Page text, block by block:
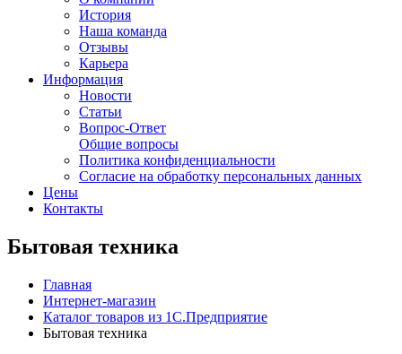
История
Наша команда
Отзывы
Карьера
Информация
Новости
Статьи
Вопрос-Ответ
Общие вопросы
Политика конфиденциальности
Согласие на обработку персональных данных
Цены
Контакты
Бытовая техника
Главная
Интернет-магазин
Каталог товаров из 1С.Предприятие
Бытовая техника